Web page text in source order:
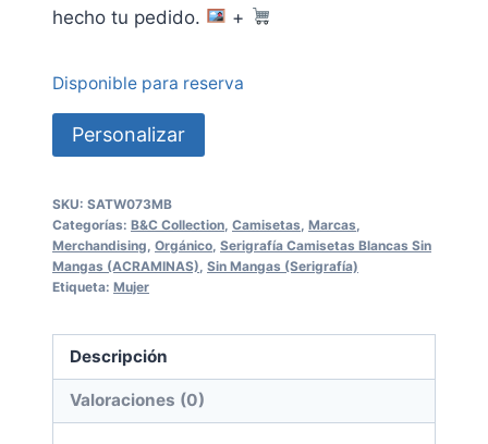
hecho tu pedido.
+
Disponible para reserva
Personalizar
SKU: SATW073MB
Categorías: B&C Collection, Camisetas, Marcas,
Merchandising, Orgánico, Serigrafía Camisetas Blancas Sin
Mangas (ACRAMINAS), Sin Mangas (Serigrafía)
Etiqueta: Mujer
Descripción
Valoraciones (0)